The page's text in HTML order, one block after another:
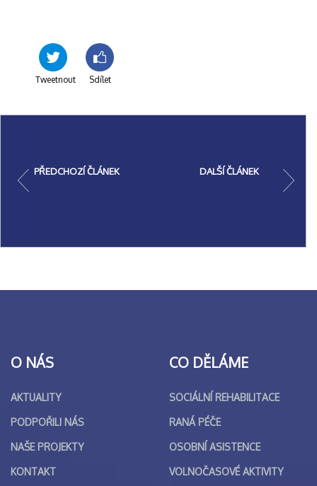
Tweetnout Sdílet
PŘEDCHOZÍ ČLÁNEK DALŠÍ ČLÁNEK
O NÁS
AKTUALITY
PODPOŘILI NÁS
NAŠE PROJEKTY
KONTAKT
CO DĚLÁME
SOCIÁLNÍ REHABILITACE
RANÁ PÉČE
OSOBNÍ ASISTENCE
VOLNOČASOVÉ AKTIVITY